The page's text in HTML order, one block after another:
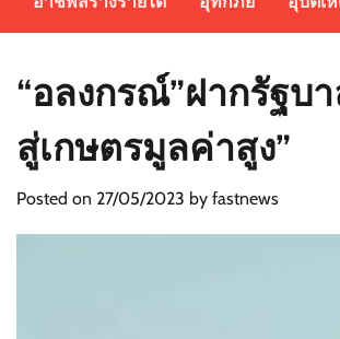
“อลงกรณ์”ฝากรัฐบ
สู่เกษตรมูลค่าสูง”
Posted on 27/05/2023 by fastnews